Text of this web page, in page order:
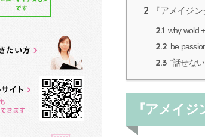
2 『アメイジ
2.1 why wold
2.2 be
2.3 “話せな
『アメイ